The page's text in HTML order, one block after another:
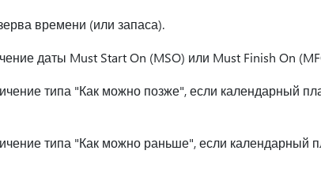
времени (или запаса).
даты Must Start On (MSO) или Must Finish On
типа "Как можно позже", если календарный
типа "Как можно раньше", если календарный